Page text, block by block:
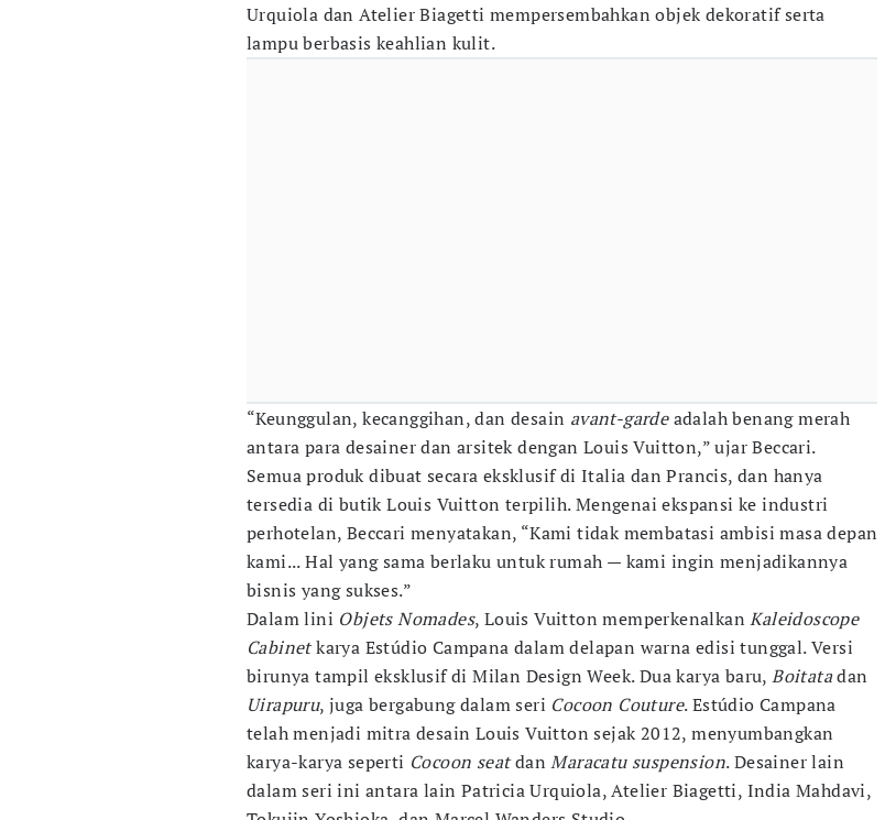
Urquiola dan Atelier Biagetti mempersembahkan objek dekoratif serta
lampu berbasis keahlian kulit.
“Keunggulan, kecanggihan, dan desain avant-gardeadalah benang merah
antara para desainer dan arsitek dengan Louis Vuitton,” ujar Beccari.
Semua produk dibuat secara eksklusif di Italia dan Prancis, dan hanya
tersedia di butik Louis Vuitton terpilih. Mengenai ekspansi ke industri
perhotelan, Beccari menyatakan, “Kami tidak membatasi ambisi masa depan
kami... Hal yang sama berlaku untuk rumah — kami ingin menjadikannya
bisnis yang sukses.”
Dalam lini Objets Nomades, Louis Vuitton memperkenalkanKaleidoscope
Cabinetkarya Estúdio Campana dalam delapan warna edisi tunggal. Versi
birunya tampil eksklusif di Milan Design Week. Dua karya baru,Boitatadan
Uirapuru, juga bergabung dalam seri Cocoon Couture. Estúdio Campana
telah menjadi mitra desain Louis Vuitton sejak 2012, menyumbangkan
karya-karya seperti Cocoon seatdanMaracatu suspension. Desainer lain
dalam seri ini antara lain Patricia Urquiola, Atelier Biagetti, India Mahdavi,